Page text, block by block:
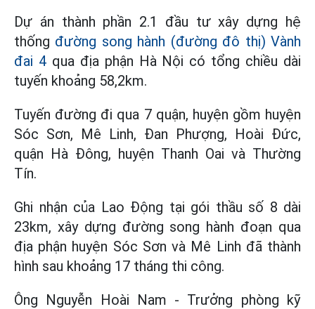
Dự án thành phần 2.1 đầu tư xây dựng hệ
thống đường song hành (đường đô thị) Vành
đai 4qua địa phận Hà Nội có tổng chiều dài
tuyến khoảng 58,2km.
Tuyến đường đi qua 7 quận, huyện gồm huyện
Sóc Sơn, Mê Linh, Đan Phượng, Hoài Đức,
quận Hà Đông, huyện Thanh Oai và Thường
Tín.
Ghi nhận của Lao Động tại gói thầu số 8 dài
23km, xây dựng đường song hành đoạn qua
địa phận huyện Sóc Sơn và Mê Linh đã thành
hình sau khoảng 17 tháng thi công.
Ông Nguyễn Hoài Nam - Trưởng phòng kỹ